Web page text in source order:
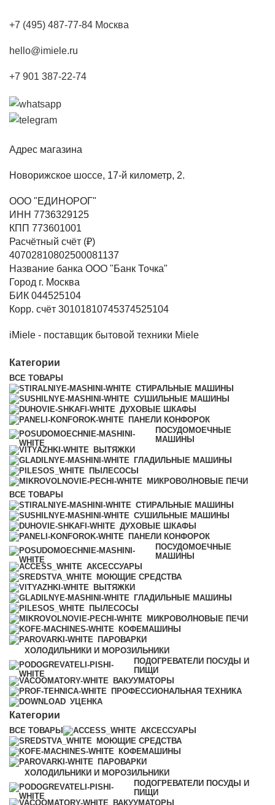
+7 (495) 487-77-84 Москва
hello@imiele.ru
+7 901 387-22-74
Адрес магазина
Новорижское шоссе, 17-й километр, 2.
ООО "ЕДИНОРОГ"
ИНН 7736329125
КПП 773601001
Расчётный счёт (₽)
40702810802500081137
Название банка ООО "Банк Точка"
Город г. Москва
БИК 044525104
Корр. счёт 30101810745374525104
iMiele - поставщик бытовой техники Miele
Категории
ВСЕ ТОВАРЫ
СТИРАЛЬНЫЕ МАШИНЫ
СУШИЛЬНЫЕ МАШИНЫ
ДУХОВЫЕ ШКАФЫ
ПАНЕЛИ КОНФОРОК
ПОСУДОМОЕЧНЫЕ
МАШИНЫ
ВЫТЯЖКИ
ГЛАДИЛЬНЫЕ МАШИНЫ
ПЫЛЕСОСЫ
МИКРОВОЛНОВЫЕ ПЕЧИ
ВСЕ ТОВАРЫ
СТИРАЛЬНЫЕ МАШИНЫ
СУШИЛЬНЫЕ МАШИНЫ
ДУХОВЫЕ ШКАФЫ
ПАНЕЛИ КОНФОРОК
ПОСУДОМОЕЧНЫЕ
МАШИНЫ
АКСЕССУАРЫ
МОЮЩИЕ СРЕДСТВА
ВЫТЯЖКИ
ГЛАДИЛЬНЫЕ МАШИНЫ
ПЫЛЕСОСЫ
МИКРОВОЛНОВЫЕ ПЕЧИ
КОФЕМАШИНЫ
ПАРОВАРКИ
ХОЛОДИЛЬНИКИ И МОРОЗИЛЬНИКИ
ПОДОГРЕВАТЕЛИ ПОСУДЫ И
ПИЩИ
ВАКУУМАТОРЫ
ПРОФЕССИОНАЛЬНАЯ ТЕХНИКА
УЦЕНКА
Категории
ВСЕ ТОВАРЫ
АКСЕССУАРЫ
МОЮЩИЕ СРЕДСТВА
КОФЕМАШИНЫ
ПАРОВАРКИ
ХОЛОДИЛЬНИКИ И МОРОЗИЛЬНИКИ
ПОДОГРЕВАТЕЛИ ПОСУДЫ И
ПИЩИ
ВАКУУМАТОРЫ